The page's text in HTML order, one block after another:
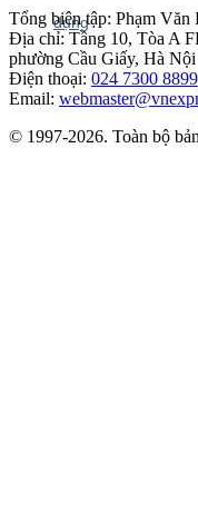
Tổng biên tập: Phạm Văn
Địa chỉ: Tầng 10, Tòa A
phường Cầu Giấy, Hà Nội
Điện thoại: 024 7300 8899
Email:
© 1997-2026. Toàn bộ